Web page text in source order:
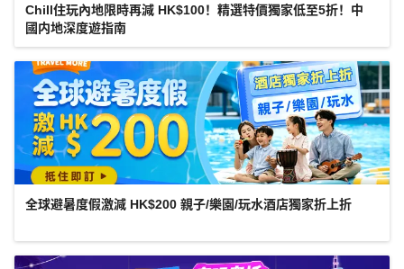
Chill住玩內地限時再減 HK$100！精選特價獨家低至5折！中
國内地深度遊指南
全球避暑度假激減 HK$200 親子/樂園/玩水酒店獨家折上折